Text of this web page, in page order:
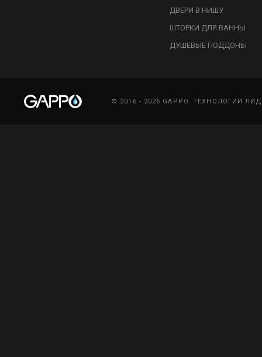
ДВЕРИ В НИШУ
ШТОРКИ ДЛЯ ВАННЫ
ДУШЕВЫЕ ПОДДОНЫ
© 2016 - 2026 GAPPO. ТЕХНОЛОГИИ